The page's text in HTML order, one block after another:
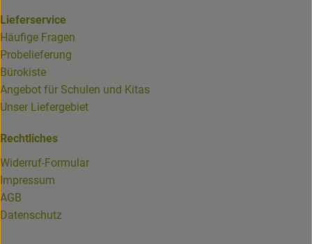
Lieferservice
Häufige Fragen
Probelieferung
Bürokiste
Angebot für Schulen und Kitas
Unser Liefergebiet
Rechtliches
Widerruf-Formular
Impressum
AGB
Datenschutz